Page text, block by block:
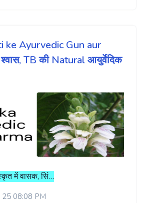
ke Ayurvedic Gun aur
TB की Natural आयुर्वेदिक
में वासक, सिं…
08:08 PM